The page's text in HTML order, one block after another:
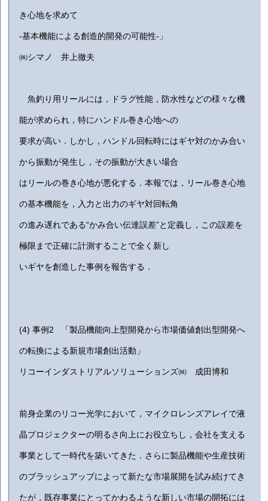
き心地を求めて
-基本機能による創造的開発の可能性-」
㈱シマノ 井上徹夫
魚釣り用リールには，ドラグ性能，防水性などの様々な機
能が求められ，特にハンドル巻き心地への
要求が高い．しかし，ハンドル回転時にはギヤ対のかみ合い
から振動が発生し，その振動が大きい場合
はリールの巻き心地が悪化する．本報では，リール巻き心地
の基本機能を，入力と出力のギヤ対回転角
の進み遅れである“かみ合い伝達誤差”と定義し，この誤差を
極限まで正確に計測することで全く新し
いギヤを創造した事例を報告する．
(4)事例2 「製品機能向上型開発から市場価値創出型開発へ
の転換による新規市場創出活動」
リコーインダストリアルソリューションズ㈱ 成田博和
前身企業のリコー光学において，マイクロレンズアレイで液
晶プロジェクターの明るさ向上にお役立ちし，会社を支える
事業として一時代を築いてきた．さらに製品機能や生産技術
のブラッシュアップによって新たな市場展開を試み続けてき
たが，既存事業にとってかわるような新しい市場の開拓には